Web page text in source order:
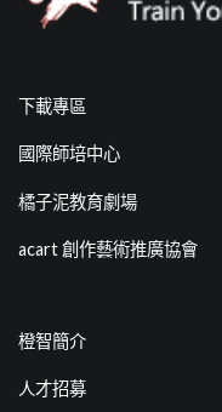
下載專區
國際師培中心
橘子泥教育劇場
acart 創作藝術推廣協會
橙智簡介
人才招募